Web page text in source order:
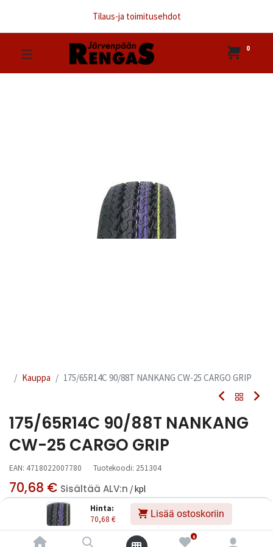
Hinta:
70,68 € Lisää ostoskoriin
0
Tilaus-ja toimitusehdot
0
Kauppa 175/65R14C 90/88T NANKANG CW-25 CARGO GRIP
175/65R14C 90/88T NANKANG
CW-25 CARGO GRIP
EAN: 4718022007780 Tuotekoodi: 251304
70,68 € Sisältää ALV:n / kpl
Toimittajilla (kotimaa):
Saatavilla
Toimitusaika:
3 arkipäivää